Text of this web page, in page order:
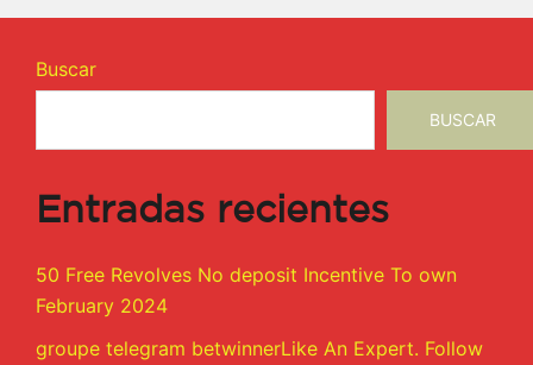
Buscar
BUSCAR
Entradas recientes
50 Free Revolves No deposit Incentive To own
February 2024
groupe telegram betwinnerLike An Expert. Follow